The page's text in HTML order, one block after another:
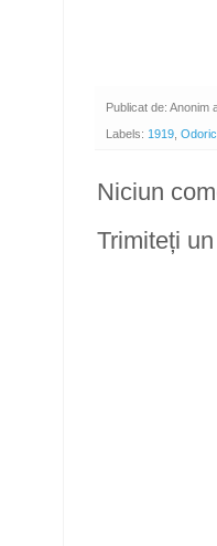
Publicat de: Anonim
Labels: 1919,
Niciun
Trimiteți